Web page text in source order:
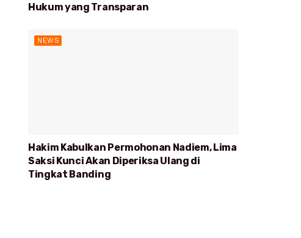
Hukum yang Transparan
NEWS
Hakim Kabulkan Permohonan Nadiem, Lima
Saksi Kunci Akan Diperiksa Ulang di
Tingkat Banding